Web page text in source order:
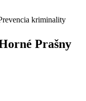
Prašny